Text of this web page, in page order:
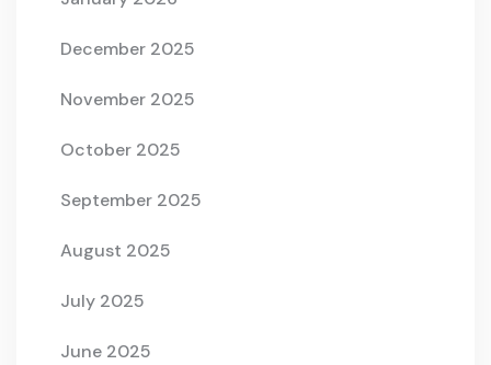
December 2025
November 2025
October 2025
September 2025
August 2025
July 2025
June 2025